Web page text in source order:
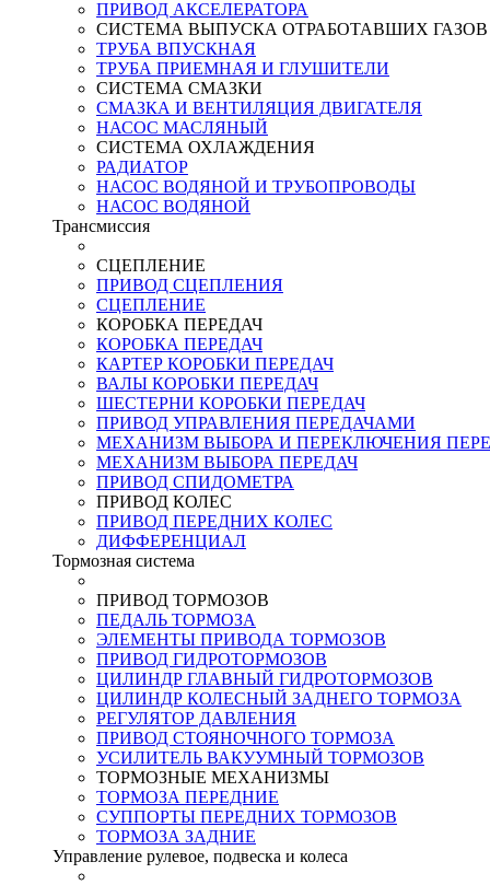
ПРИВОД АКСЕЛЕРАТОРА
СИСТЕМА ВЫПУСКА ОТРАБОТАВШИХ ГАЗОВ
ТРУБА ВПУСКНАЯ
ТРУБА ПРИЕМНАЯ И ГЛУШИТЕЛИ
СИСТЕМА СМАЗКИ
СМАЗКА И ВЕНТИЛЯЦИЯ ДВИГАТЕЛЯ
НАСОС МАСЛЯНЫЙ
СИСТЕМА ОХЛАЖДЕНИЯ
РАДИАТОР
НАСОС ВОДЯНОЙ И ТРУБОПРОВОДЫ
НАСОС ВОДЯНОЙ
Трансмиссия
СЦЕПЛЕНИЕ
ПРИВОД СЦЕПЛЕНИЯ
СЦЕПЛЕНИЕ
КОРОБКА ПЕРЕДАЧ
КОРОБКА ПЕРЕДАЧ
КАРТЕР КОРОБКИ ПЕРЕДАЧ
ВАЛЫ КОРОБКИ ПЕРЕДАЧ
ШЕСТЕРНИ КОРОБКИ ПЕРЕДАЧ
ПРИВОД УПРАВЛЕНИЯ ПЕРЕДАЧАМИ
МЕХАНИЗМ ВЫБОРА И ПЕРЕКЛЮЧЕНИЯ
МЕХАНИЗМ ВЫБОРА ПЕРЕДАЧ
ПРИВОД СПИДОМЕТРА
ПРИВОД КОЛЕС
ПРИВОД ПЕРЕДНИХ КОЛЕС
ДИФФЕРЕНЦИАЛ
Тормозная система
ПРИВОД ТОРМОЗОВ
ПЕДАЛЬ ТОРМОЗА
ЭЛЕМЕНТЫ ПРИВОДА ТОРМОЗОВ
ПРИВОД ГИДРОТОРМОЗОВ
ЦИЛИНДР ГЛАВНЫЙ ГИДРОТОРМОЗОВ
ЦИЛИНДР КОЛЕСНЫЙ ЗАДНЕГО ТОРМОЗА
РЕГУЛЯТОР ДАВЛЕНИЯ
ПРИВОД СТОЯНОЧНОГО ТОРМОЗА
УСИЛИТЕЛЬ ВАКУУМНЫЙ ТОРМОЗОВ
ТОРМОЗНЫЕ МЕХАНИЗМЫ
ТОРМОЗА ПЕРЕДНИЕ
СУППОРТЫ ПЕРЕДНИХ ТОРМОЗОВ
ТОРМОЗА ЗАДНИЕ
Управление рулевое, подвеска и колеса